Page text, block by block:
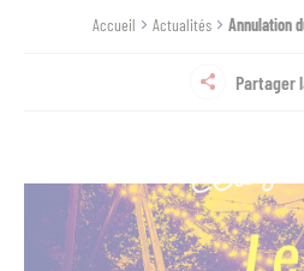
Accueil Actualités Annulation
Partager